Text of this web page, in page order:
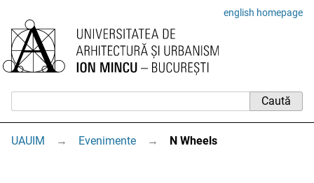
english homepage
UAUIM → Evenimente → N Wheels